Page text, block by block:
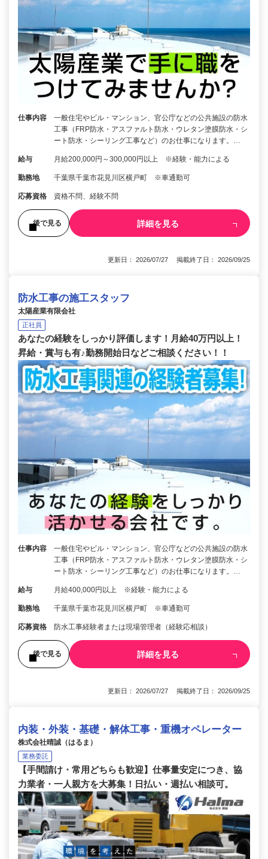
仕事内容
一般住宅やビル・マンション、官公庁などの公共施設の防水
工事（FRP防水・アスファルト防水・ウレタン塗膜防水・シ
ート防水・シーリング工事など）のお仕事になります。…
給与 月給200,000円～300,000円以上 ※経験・能力による
勤務地 千葉県千葉市花見川区横戸町 ※車通勤可
応募資格 資格不問、経験不問
後で見る 詳細を見る
更新日： 2026/07/27 掲載終了日： 2026/09/25
防水工事の施工スタッフ
太陽産業有限会社
正社員
あなたの経験をしっかり評価します！月給40万円以上！
昇給・賞与も有♪勤務開始日などご相談ください！！
仕事内容
一般住宅やビル・マンション、官公庁などの公共施設の防水
工事（FRP防水・アスファルト防水・ウレタン塗膜防水・シ
ート防水・シーリング工事など）のお仕事になります。…
給与 月給400,000円以上 ※経験・能力による
勤務地 千葉県千葉市花見川区横戸町 ※車通勤可
応募資格 防水工事経験者または現場管理者（経験応相談）
後で見る 詳細を見る
更新日： 2026/07/27 掲載終了日： 2026/09/25
内装・外装・基礎・解体工事・重機オペレーター
株式会社晴誠（はるま）
業務委託
【手間請け・常用どちらも歓迎】仕事量安定につき、協
力業者・一人親方を大募集！日払い・週払い相談可。